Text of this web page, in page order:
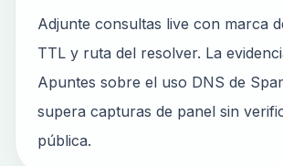
Adjunte consultas live con marca
TTL y ruta del resolver. La
Apuntes sobre el uso DNS de
supera capturas de panel sin
pública.